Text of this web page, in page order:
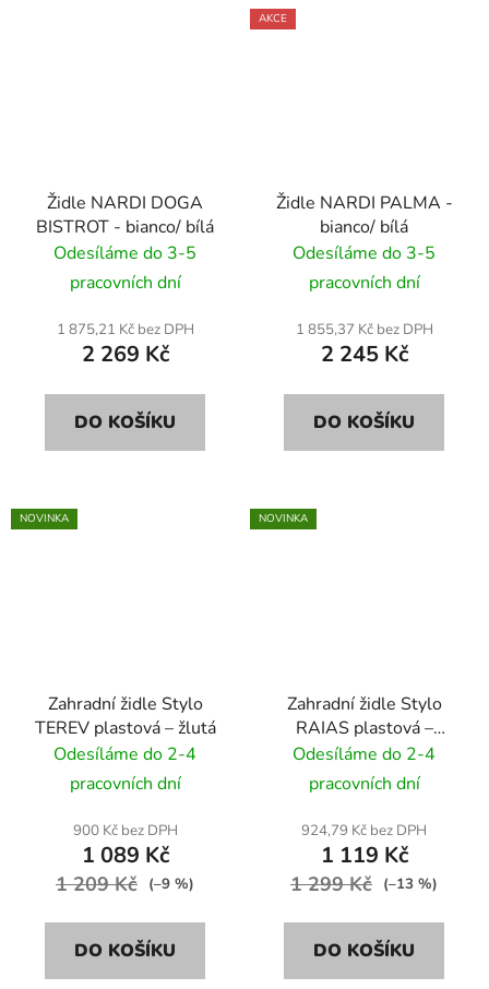
Židle NARDI DOGA
BISTROT - bianco/ bílá
Odesíláme do 3-5
pracovních dní
1 875,21 Kč bez DPH
2 269 Kč
DO KOŠÍKU
AKCE
Židle NARDI PALMA -
bianco/ bílá
Odesíláme do 3-5
pracovních dní
1 855,37 Kč bez DPH
2 245 Kč
DO KOŠÍKU
NOVINKA
Zahradní židle Stylo
TEREV plastová – žlutá
Odesíláme do 2-4
pracovních dní
900 Kč bez DPH
1 089 Kč
1 209 Kč (–9 %)
DO KOŠÍKU
NOVINKA
Zahradní židle Stylo
RAIAS plastová –
béžová
Odesíláme do 2-4
pracovních dní
924,79 Kč bez DPH
1 119 Kč
1 299 Kč (–13 %)
DO KOŠÍKU